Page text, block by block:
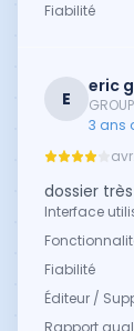
Fiabilité
E
eric
3 ans
dossier
Interface
Fiabilité
Éditeur /